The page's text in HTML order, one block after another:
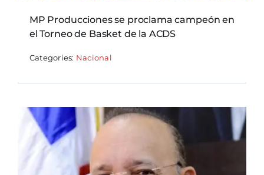
MP Producciones se proclama campeón en
el Torneo de Basket de la ACDS
Categories: Nacional